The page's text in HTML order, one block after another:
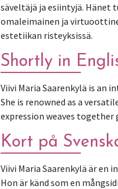
säveltäjä ja esiintyjä. Hänet
omaleimainen ja
estetiikan risteyksissä.
Shortly in
Viivi Maria Saarenkylä is an
She is renowned as a
expression weaves
Kort på
Viivi Maria Saarenkylä är
Hon är känd som en